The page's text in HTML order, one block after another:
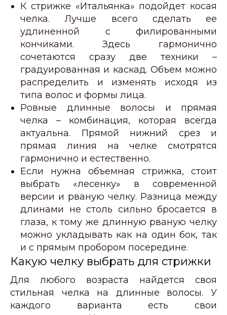
К стрижке «Итальянка» подойдет косая
челка. Лучше всего сделать ее
удлиненной с филированными
кончиками. Здесь гармонично
сочетаются сразу две техники –
градуированная и каскад. Объем можно
распределить и изменять исходя из
типа волос и формы лица.
Ровные длинные волосы и прямая
челка – комбинация, которая всегда
актуальна. Прямой нижний срез и
прямая линия на челке смотрятся
гармонично и естественно.
Если нужна объемная стрижка, стоит
выбрать «лесенку» в современной
версии и рваную челку. Разница между
длинами не столь сильно бросается в
глаза, к тому же длинную рваную челку
можно укладывать как на один бок, так
и с прямым пробором посередине.
Какую челку выбрать для стрижки
Для любого возраста найдется своя
стильная челка на длинные волосы. У
каждого варианта есть свои